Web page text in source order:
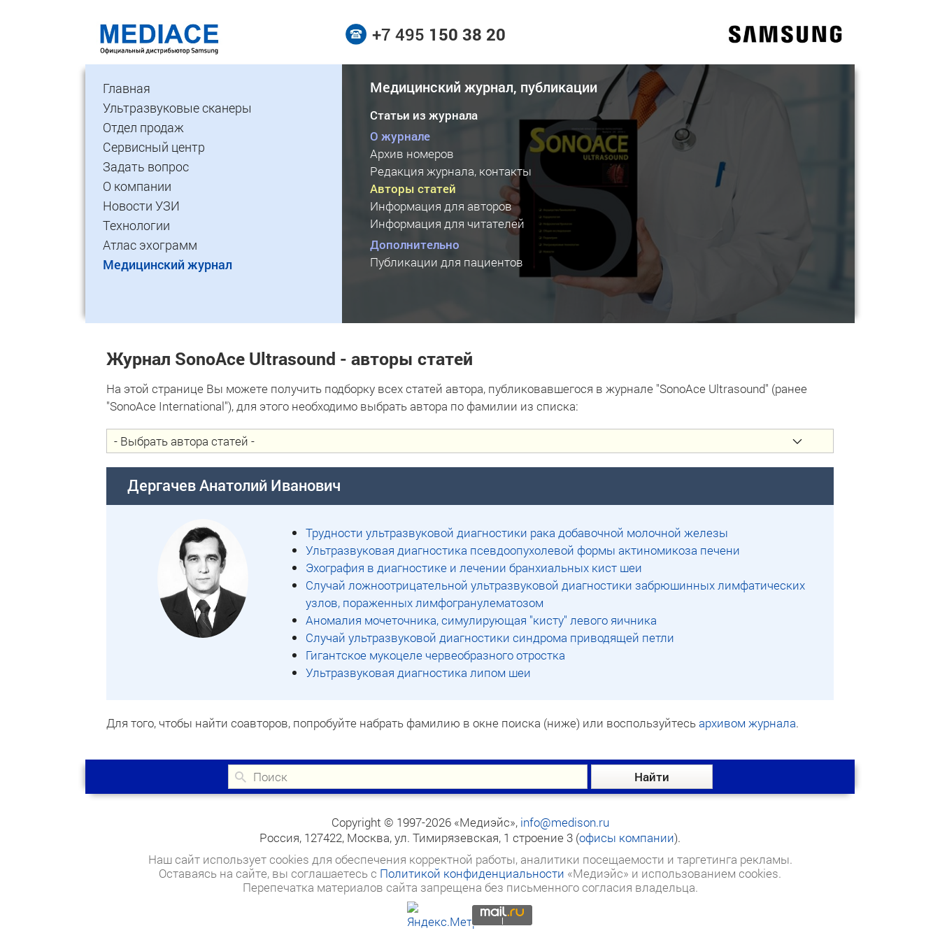
+7 495 150 38 20
Главная
Ультразвуковые сканеры
Отдел продаж
Сервисный центр
Задать вопрос
О компании
Новости УЗИ
Технологии
Атлас эхограмм
Медицинский журнал
Медицинский журнал, публикации
Статьи из журнала
О журнале
Архив номеров
Редакция журнала, контакты
Авторы статей
Информация для авторов
Информация для читателей
Дополнительно
Публикации для пациентов
Журнал SonoAce Ultrasound - авторы статей
На этой странице Вы можете получить подборку всех статей автора, публиковавшегося в журнале "SonoAce Ultrasound" (ранее
"SonoAce International"), для этого необходимо выбрать автора по фамилии из списка:
Дергачев Анатолий Иванович
Трудности ультразвуковой диагностики рака добавочной молочной железы
Ультразвуковая диагностика псевдоопухолевой формы актиномикоза печени
Эхография в диагностике и лечении бранхиальных кист шеи
Случай ложноотрицательной ультразвуковой диагностики забрюшинных лимфатических
узлов, пораженных лимфогранулематозом
Аномалия мочеточника, симулирующая "кисту" левого яичника
Случай ультразвуковой диагностики синдрома приводящей петли
Гигантское мукоцеле червеобразного отростка
Ультразвуковая диагностика липом шеи
Для того, чтобы найти соавторов, попробуйте набрать фамилию в окне поиска (ниже) или воспользуйтесьархивом журнала.
Copyright © 1997-2026 «Медиэйс», info@medison.ru
Россия, 127422, Москва, ул. Тимирязевская, 1 строение 3 (офисы компании).
Наш сайт использует cookies для обеспечения корректной работы, аналитики посещаемости и таргетинга рекламы.
Оставаясь на сайте, вы соглашаетесь с Политикой конфиденциальности «Медиэйс» и использованием cookies.
Перепечатка материалов сайта запрещена без письменного согласия владельца.